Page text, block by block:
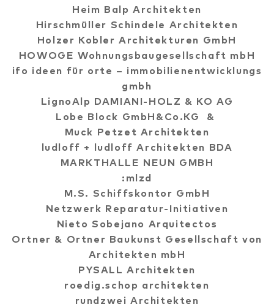
Heim Balp Architekten
Hirschmüller Schindele Architekten
Holzer Kobler Architekturen GmbH
HOWOGE Wohnungsbaugesellschaft mbH
ifo ideen für orte – immobilienentwicklungs
gmbh
LignoAlp DAMIANI-HOLZ & KO AG
Lobe Block GmbH&Co.KG &
Muck Petzet Architekten
ludloff + ludloff Architekten BDA
MARKTHALLE NEUN GMBH
:mlzd
M.S. Schiffskontor GmbH
Netzwerk Reparatur-Initiativen
Nieto Sobejano Arquitectos
Ortner & Ortner Baukunst Gesellschaft von
Architekten mbH
PYSALL Architekten
roedig.schop architekten
rundzwei Architekten